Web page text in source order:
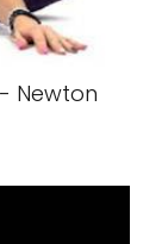
Newton